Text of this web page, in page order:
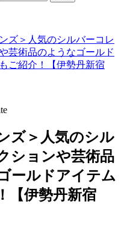
ズ＞人気のシルバーコレ
芸術品のようなゴールド
ご紹介！【伊勢丹新宿
ズ＞人気のシル
ションや芸術品
ールドアイテム
【伊勢丹新宿